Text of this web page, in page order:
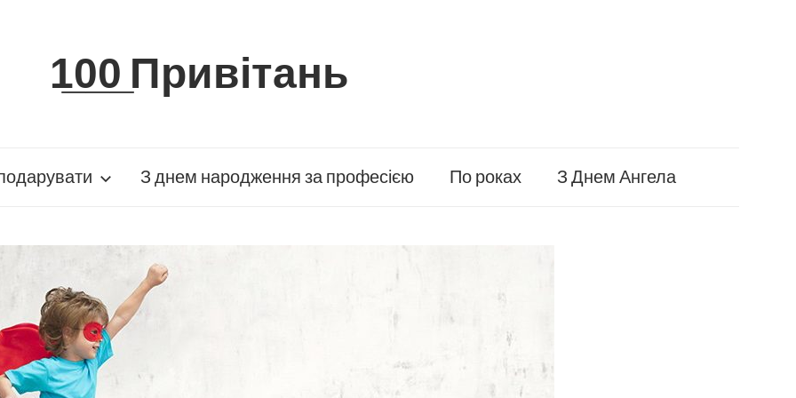
1̲0̲0̲ Привітань
З днем народження за професією По роках З Днем Ангела